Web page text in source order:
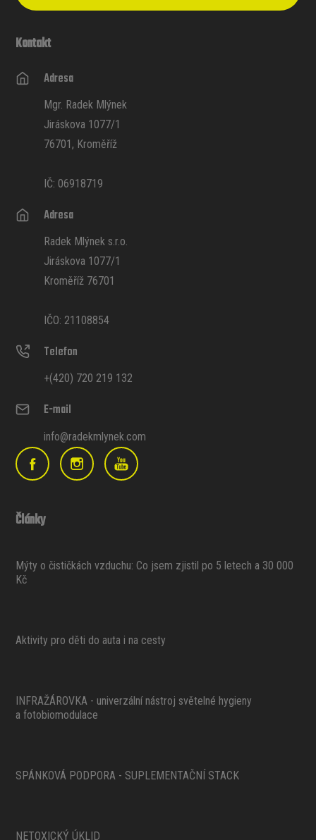
Kontakt
Adresa
Mgr. Radek Mlýnek
Jiráskova 1077/1
76701, Kroměříž
IČ: 06918719
Adresa
Radek Mlýnek s.r.o.
Jiráskova 1077/1
Kroměříž 76701
IČO: 21108854
Telefon
+(420) 720 219 132
E-mail
info@radekmlynek.com
Články
Mýty o čističkách vzduchu: Co jsem zjistil po 5 letech a 30 000
Kč
Aktivity pro děti do auta i na cesty
INFRAŽÁROVKA - univerzální nástroj světelné hygieny
a fotobiomodulace
SPÁNKOVÁ PODPORA - SUPLEMENTAČNÍ STACK
NETOXICKÝ ÚKLID